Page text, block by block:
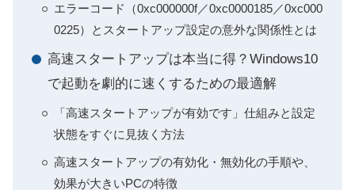
エラーコード（0xc000000f／0xc0000185／0xc000
0225）とスタートアップ設定の意外な関係性とは
高速スタートアップは本当に得？Windows10
で起動を劇的に速くするための最適解
「高速スタートアップが有効です」仕組みと設定
状態をすぐに見抜く方法
高速スタートアップの有効化・無効化の手順や、
効果が大きいPCの特徴